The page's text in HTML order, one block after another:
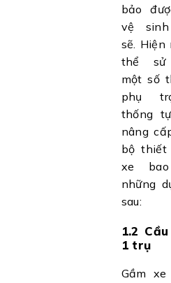
bảo
vệ
sẽ. Hiện
thể sử
một số
phụ
thống
nâng
bộ thiết
xe
những
sau:
1.2
1 trụ
Gầm